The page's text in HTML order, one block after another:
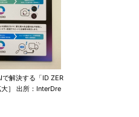
解決する「ID ZER
］ 出所：InterDre